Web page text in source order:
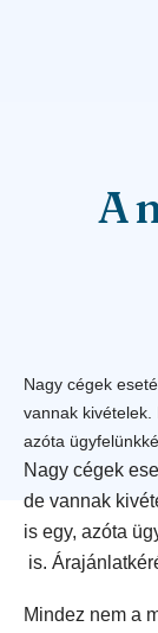
A
Nagy cégek
vannak kivételek.
azóta
Nagy cégek
de vannak
is egy, azóta
is.
Mindez nem a